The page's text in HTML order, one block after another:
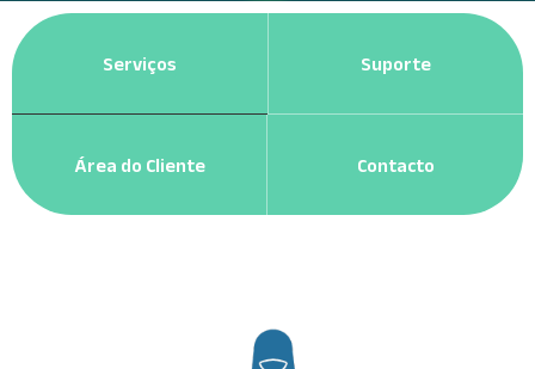
Serviços Suporte
Área do Cliente Contacto